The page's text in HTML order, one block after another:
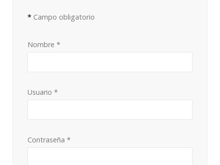
* Campo obligatorio
Nombre *
Usuario *
Contraseña *